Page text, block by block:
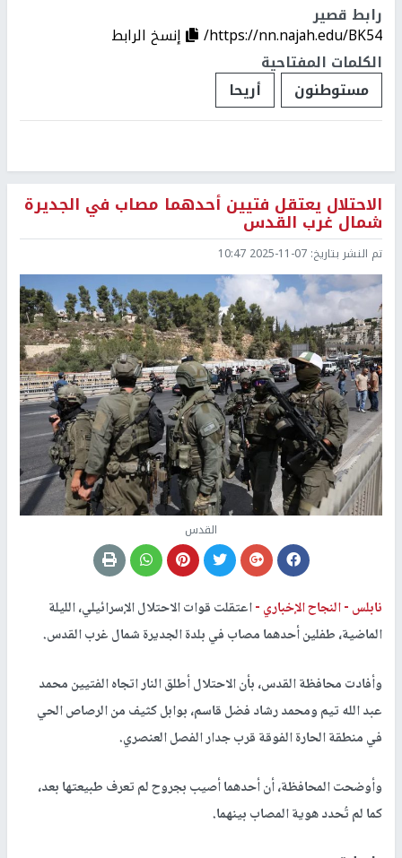
رابط قصير
https://nn.najah.edu/BK54/
إنسخ الرابط
الكلمات المفتاحية
مستوطنون
أريحا
الاحتلال يعتقل فتيين أحدهما مصاب في الجديرة
شمال غرب القدس
تم النشر بتاريخ: 2025-11-07 10:47
القدس
نابلس -النجاح الإخباري -اعتقلت قوات الاحتلال الإسرائيلي، الليلة
الماضية، طفلين أحدهما مصاب في بلدة الجديرة شمال غرب القدس.
وأفادت محافظة القدس، بأن الاحتلال أطلق النار اتجاه الفتيين محمد
عبد الله تيم ومحمد رشاد فضل قاسم، بوابل كثيف من الرصاص الحي
في منطقة الحارة الفوقة قرب جدار الفصل العنصري.
وأوضحت المحافظة، أن أحدهما أصيب بجروح لم تعرف طبيعتها بعد،
كما لم تُحدد هوية المصاب بينهما.